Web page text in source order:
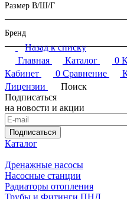
Размер В/Ш/Г
Бренд
Назад к списку
Главная
Каталог 0
Кабинет
0 Сравнение
Лицензии
Поиск
Подписаться
на новости и акции
Подписаться
Каталог
Дренажные насосы
Насосные станции
Радиаторы отопления
Трубы и Фитинги ПНД